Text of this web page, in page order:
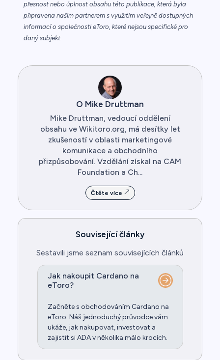
přesnost nebo úplnost obsahu této publikace, která byla
připravena naším partnerem s využitím veřejně dostupných
informací o společnosti eToro, které nejsou specifické pro
daný subjekt.
O Mike Druttman
Mike Druttman, vedoucí oddělení
obsahu ve Wikitoro.org, má desítky let
zkušeností v oblasti marketingové
komunikace a obchodního
přizpůsobování. Vzdělání získal na CAM
Foundation a Ch...
Čtěte více
Související články
Sestavili jsme seznam souvisejících článků
Jak nakoupit Cardano na
eToro?
Začněte s obchodováním Cardano na
eToro. Náš jednoduchý průvodce vám
ukáže, jak nakupovat, investovat a
zajistit si ADA v několika málo krocích.